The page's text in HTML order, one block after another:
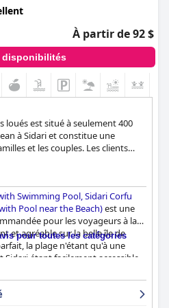
À partir de 92 $
disponibilités
loués est situé à seulement 400
à Sidari et constitue une
et les couples. Les clients
toutes deux situées à
amoureux de la nature peuvent se
profiter d'un après-midi de
propriétaires d'organiser une
Des soirées barbecue peuvent
place, offrant aux clients des
absolue.
Swimming Pool, Sidari Corfu
Pool near the Beach)est une
pour les voyageurs à la
et agréable sur la belle île de
la plage n'étant qu'à une
étant facilement accessible.
spacieux et bien équipés avec
pour un séjour confortable. Le
et toujours prêt à vous
pour toutes les catégories